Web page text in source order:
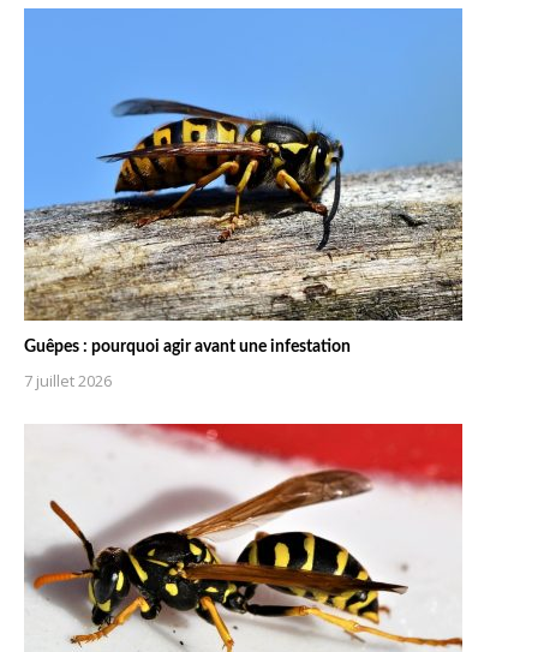
Guêpes : pourquoi agir avant une infestation
7 juillet 2026